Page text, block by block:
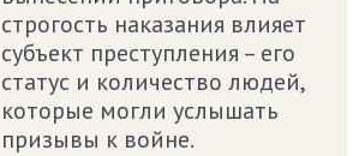
строгость наказания влияет
субъект преступления – его
статус и количество людей,
которые могли услышать
призывы к войне.